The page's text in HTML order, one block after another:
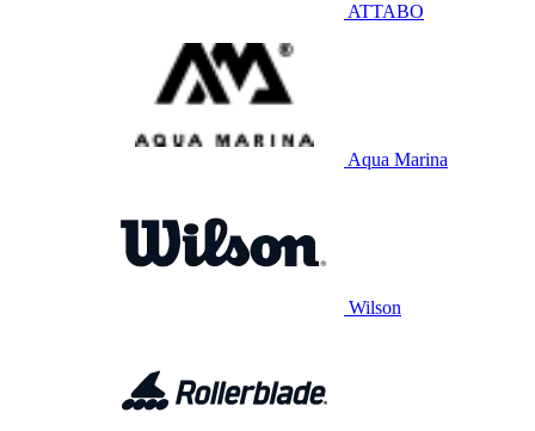
ATTABO
Aqua Marina
Wilson